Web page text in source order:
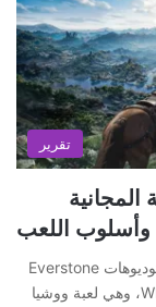
تقرير
قبل أيام من إطلاقها المرتقب، كشفت استوديوهات Everstone
عن نظرة معمقة للعبة Where Winds Meet، وهي لعبة ووشيا